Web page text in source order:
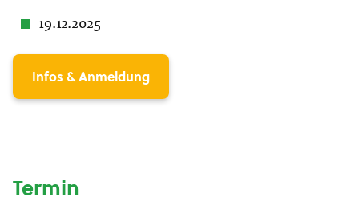
19.12.2025
Infos & Anmeldung
Termin